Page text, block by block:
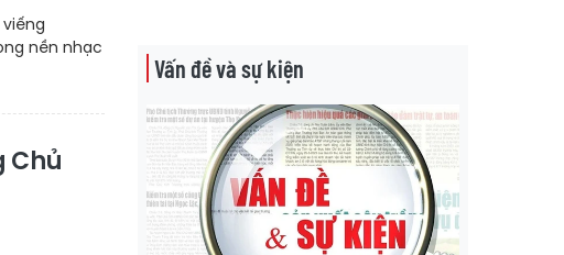
nền nhạc
Chủ
Vấn đề và sự kiện